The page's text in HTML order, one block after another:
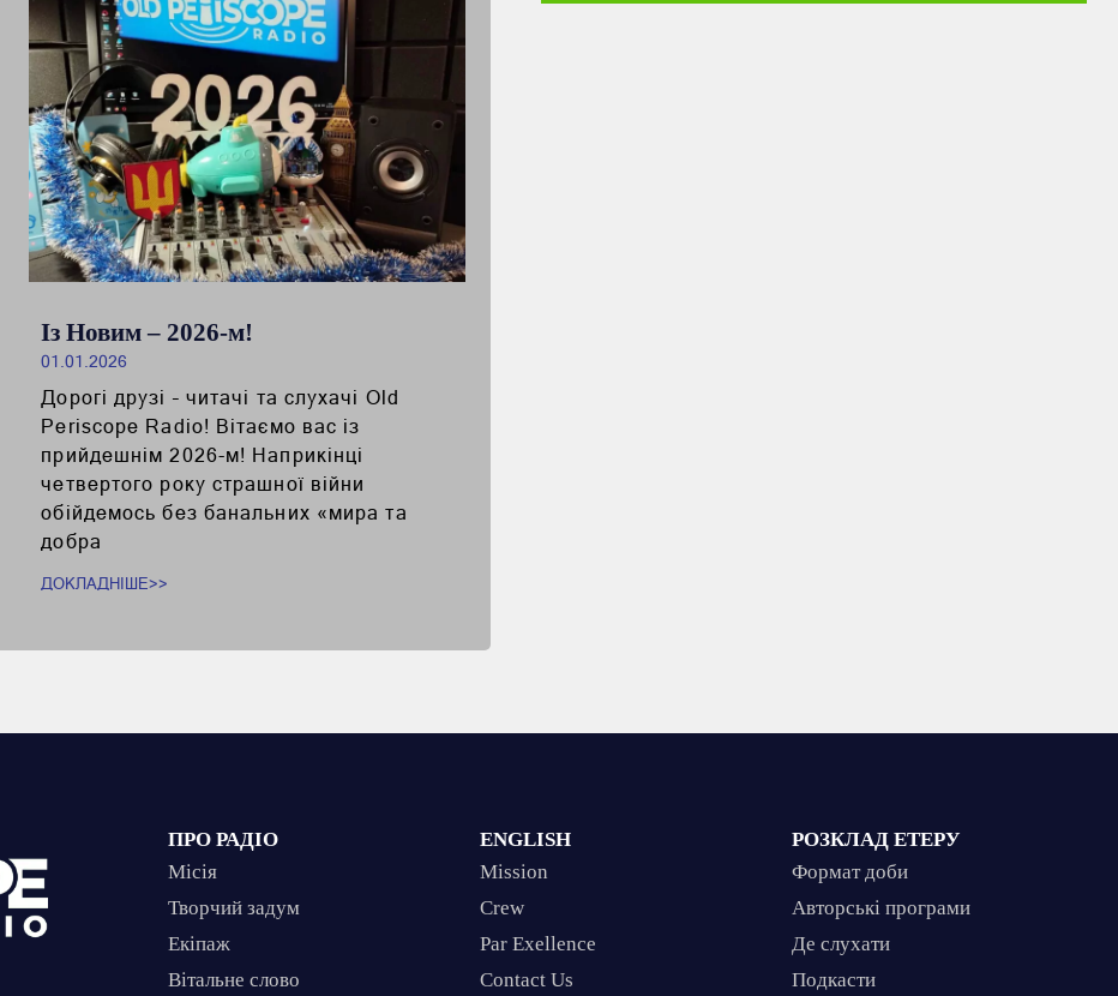
Із Новим – 2026-м!
01.01.2026
Дорогі друзі – читачі та слухачі Old
Periscope Radio! Вітаємо вас із
прийдешнім 2026-м! Наприкінці
четвертого року страшної війни
обійдемось без банальних «мира та
добра
ДОКЛАДНІШЕ>>
ПРО РАДІО
Місія
Творчий задум
Екіпаж
Вітальне слово
ENGLISH
Mission
Crew
Par Exellence
Contact Us
РОЗКЛАД ЕТЕРУ
Формат доби
Авторські програми
Де слухати
Подкасти